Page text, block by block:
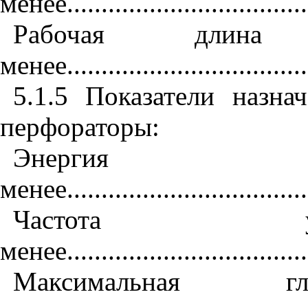
Рабочая
менее
5.1.5 Показатели
перфораторы:
менее
менее